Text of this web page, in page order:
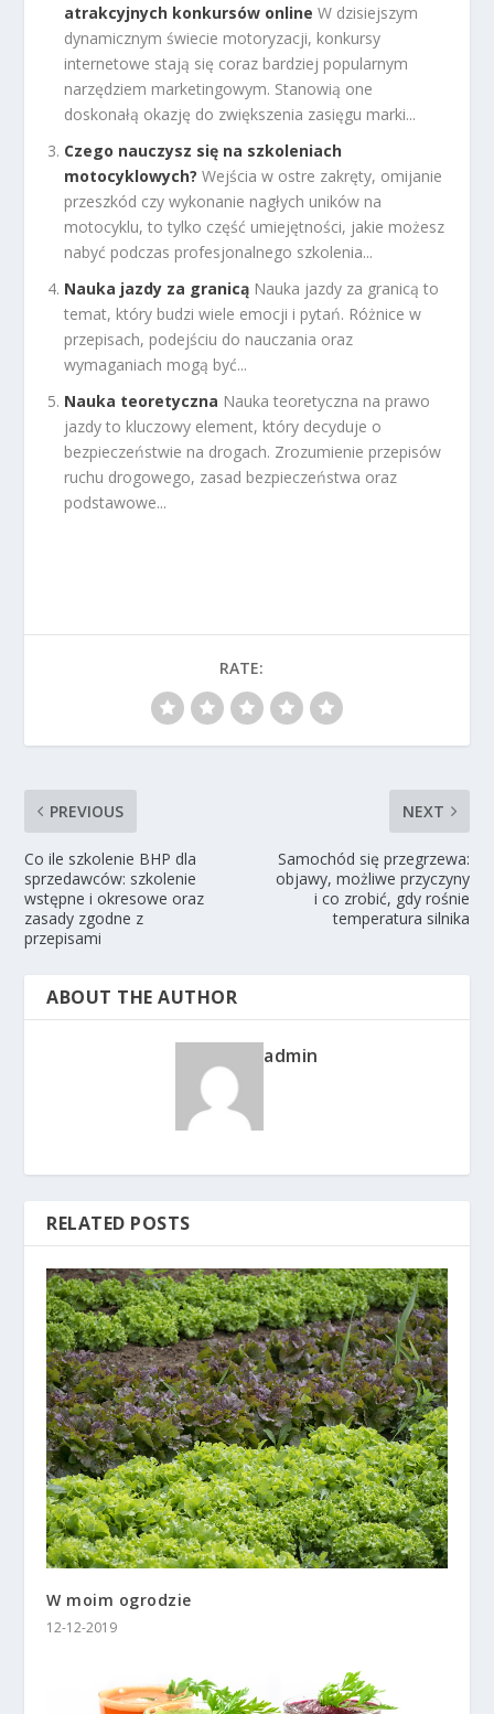
atrakcyjnych konkursów online W dzisiejszym
dynamicznym świecie motoryzacji, konkursy
internetowe stają się coraz bardziej popularnym
narzędziem marketingowym. Stanowią one
doskonałą okazję do zwiększenia zasięgu marki...
Czego nauczysz się na szkoleniach
motocyklowych? Wejścia w ostre zakręty, omijanie
przeszkód czy wykonanie nagłych uników na
motocyklu, to tylko część umiejętności, jakie możesz
nabyć podczas profesjonalnego szkolenia...
Nauka jazdy za granicą Nauka jazdy za granicą to
temat, który budzi wiele emocji i pytań. Różnice w
przepisach, podejściu do nauczania oraz
wymaganiach mogą być...
Nauka teoretyczna Nauka teoretyczna na prawo
jazdy to kluczowy element, który decyduje o
bezpieczeństwie na drogach. Zrozumienie przepisów
ruchu drogowego, zasad bezpieczeństwa oraz
podstawowe...
RATE:
PREVIOUS
Co ile szkolenie BHP dla
sprzedawców: szkolenie
wstępne i okresowe oraz
zasady zgodne z
przepisami
NEXT
Samochód się przegrzewa:
objawy, możliwe przyczyny
i co zrobić, gdy rośnie
temperatura silnika
ABOUT THE AUTHOR
admin
RELATED POSTS
W moim ogrodzie
12-12-2019